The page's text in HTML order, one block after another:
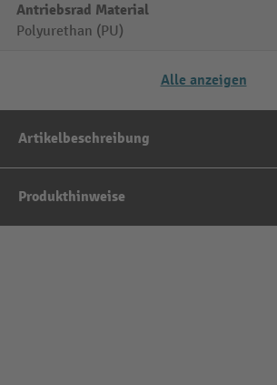
Antriebsrad Material
Polyurethan (PU)
Alle anzeigen
Artikelbeschreibung
Produkthinweise